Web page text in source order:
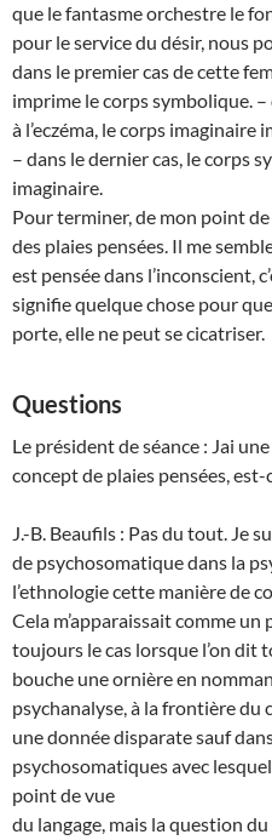
que le fantasme orchestre le
pour le service du désir, nous
dans le premier cas de cette
imprime le corps symbolique. –
à l’eczéma, le corps imaginaire
– dans le dernier cas, le corps
imaginaire.
Pour terminer, de mon point
des plaies pensées. Il me
est pensée dans l’inconscient,
signifie quelque chose pour
porte, elle ne peut se cicatriser.
Questions
Le président de séance : Jai
concept de plaies pensées,
J.-B. Beaufils : Pas du tout. Je
de psychosomatique dans la
l’ethnologie cette manière de
Cela m’apparaissait comme un
toujours le cas lorsque l’on dit
bouche une ornière en
psychanalyse, à la frontière du
une donnée disparate sauf
psychosomatiques avec
point de vue
du langage, mais la question